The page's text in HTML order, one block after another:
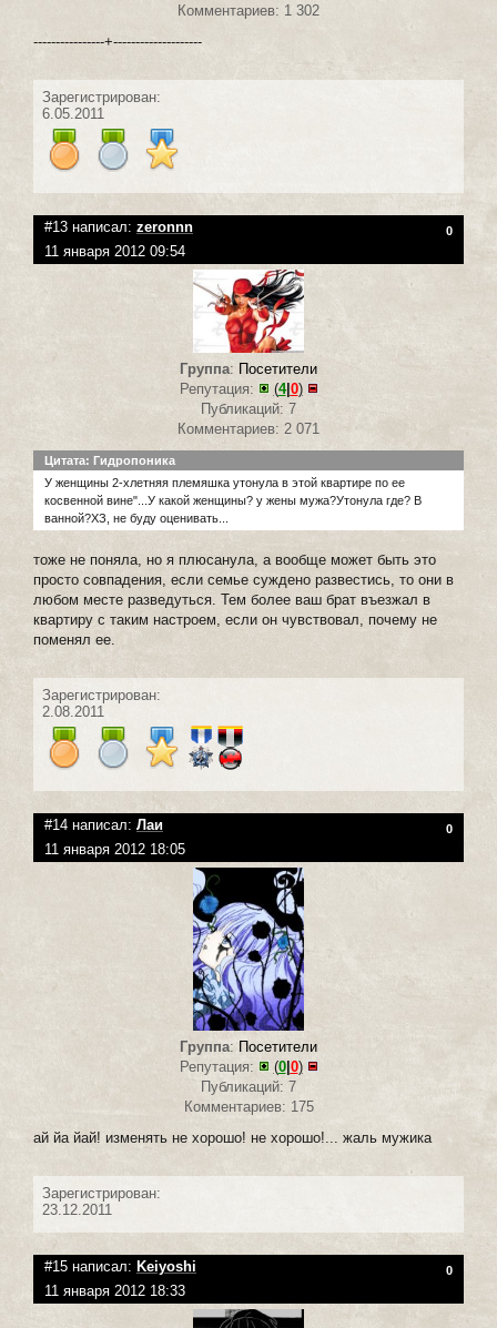
Комментариев: 1 302
----------------+--------------------
Зарегистрирован:
6.05.2011
#13 написал: zeronnn 0
11 января 2012 09:54
Группа: Посетители
Репутация:
(4| 0)
Публикаций: 7
Комментариев: 2 071
Цитата: Гидропоника
У женщины 2-хлетняя племяшка утонула в этой квартире по ее
косвенной вине"...У какой женщины? у жены мужа?Утонула где? В
ванной?ХЗ, не буду оценивать...
тоже не поняла, но я плюсанула, а вообще может быть это
просто совпадения, если семье суждено развестись, то они в
любом месте разведуться. Тем более ваш брат въезжал в
квартиру с таким настроем, если он чувствовал, почему не
поменял ее.
Зарегистрирован:
2.08.2011
#14 написал: Лаи 0
11 января 2012 18:05
Группа: Посетители
Репутация:
(0| 0)
Публикаций: 7
Комментариев: 175
ай йа йай! изменять не хорошо! не хорошо!... жаль мужика
Зарегистрирован:
23.12.2011
#15 написал: Keiyoshi 0
11 января 2012 18:33